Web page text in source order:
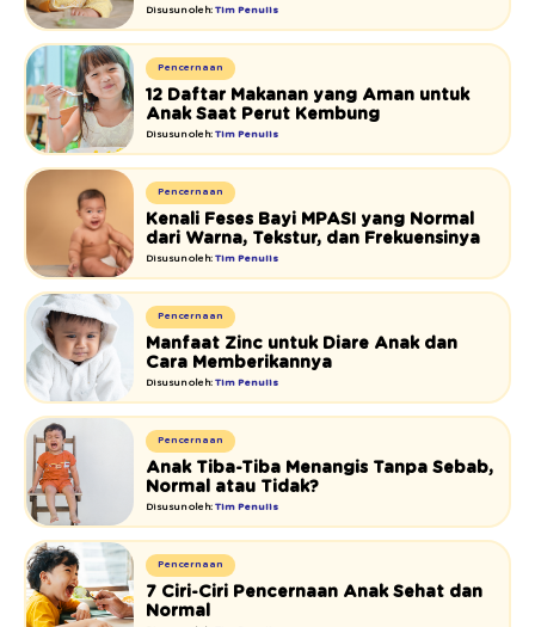
Disusun oleh: Tim Penulis
Pencernaan
12 Daftar Makanan yang Aman untuk
Anak Saat Perut Kembung
Disusun oleh: Tim Penulis
Pencernaan
Kenali Feses Bayi MPASI yang Normal
dari Warna, Tekstur, dan Frekuensinya
Disusun oleh: Tim Penulis
Pencernaan
Manfaat Zinc untuk Diare Anak dan
Cara Memberikannya
Disusun oleh: Tim Penulis
Pencernaan
Anak Tiba-Tiba Menangis Tanpa Sebab,
Normal atau Tidak?
Disusun oleh: Tim Penulis
Pencernaan
7 Ciri-Ciri Pencernaan Anak Sehat dan
Normal